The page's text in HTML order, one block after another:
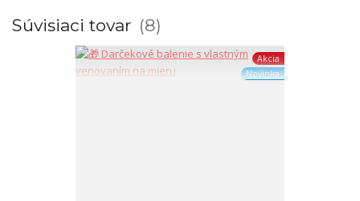
Súvisiaci tovar 8
Akcia
Novinka